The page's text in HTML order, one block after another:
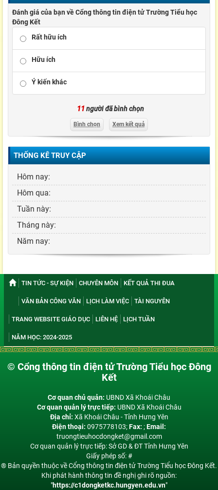
Đánh giá của bạn về Cổng thông tin điện tử Trường Tiểu học
Đông Kết
Rất hữu ích
Hữu ích
Ý kiến khác
11 người đã bình chọn
Bình chọn Xem kết quả
THỐNG KÊ TRUY CẬP
Hôm nay:
Hôm qua:
Tuần này:
Tháng này:
Năm nay:
TIN TỨC - SỰ KIỆN CHUYÊN MÔN KẾT QUẢ THI ĐUA
VĂN BẢN CÔNG VĂN LỊCH LÀM VIỆC TÀI NGUYÊN
TRANG WEBSITE GIÁO DỤC LIÊN HỆ LỊCH TUẦN
NĂM HỌC: 2024-2025
© Cổng thông tin điện tử Trường Tiểu học Đông
Kết
Cơ quan chủ quản: UBND Xã Khoái Châu
Cơ quan quản lý trực tiếp: UBND Xã Khoái Châu
Địa chỉ: Xã Khoái Châu - Tỉnh Hưng Yên
Điện thoại: 0975778103;Fax: ;Email:
truongtieuhocdongket@gmail.com
Cơ quan quản lý trực tiếp: Sở GD & ĐT Tỉnh Hưng Yên
Giấy phép số: #
® Bản quyền thuộc về Cổng thông tin điện tử Trường Tiểu học Đông Kết.
Khi phát hành thông tin đề nghị ghi rõ nguồn:
"https://c1dongketkc.hungyen.edu.vn"